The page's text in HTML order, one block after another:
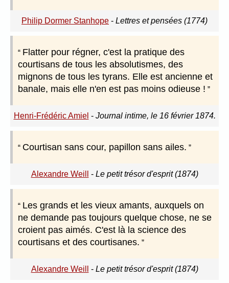
Philip Dormer Stanhope - Lettres et pensées (1774)
Flatter pour régner, c'est la pratique des
courtisans de tous les absolutismes, des
mignons de tous les tyrans. Elle est ancienne et
banale, mais elle n'en est pas moins odieuse !
Henri-Frédéric Amiel - Journal intime, le 16 février 1874.
Courtisan sans cour, papillon sans ailes.
Alexandre Weill - Le petit trésor d'esprit (1874)
Les grands et les vieux amants, auxquels on
ne demande pas toujours quelque chose, ne se
croient pas aimés. C'est là la science des
courtisans et des courtisanes.
Alexandre Weill - Le petit trésor d'esprit (1874)